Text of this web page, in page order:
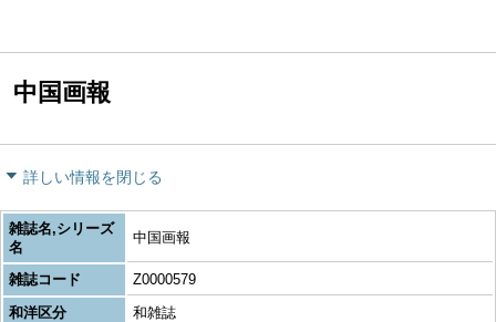
中国画報
詳しい情報を閉じる
雑誌名,シリーズ
名
中国画報
雑誌コード
Z0000579
和洋区分
和雑誌